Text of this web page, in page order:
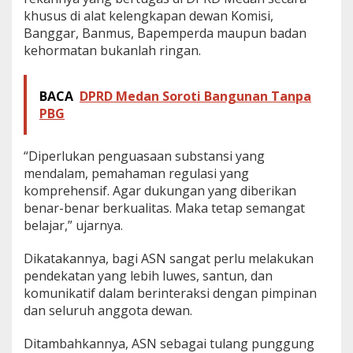
khusus di alat kelengkapan dewan Komisi,
Banggar, Banmus, Bapemperda maupun badan
kehormatan bukanlah ringan.
BACA DPRD Medan Soroti Bangunan Tanpa
PBG
“Diperlukan penguasaan substansi yang
mendalam, pemahaman regulasi yang
komprehensif. Agar dukungan yang diberikan
benar-benar berkualitas. Maka tetap semangat
belajar,” ujarnya.
Dikatakannya, bagi ASN sangat perlu melakukan
pendekatan yang lebih luwes, santun, dan
komunikatif dalam berinteraksi dengan pimpinan
dan seluruh anggota dewan.
Ditambahkannya, ASN sebagai tulang punggung